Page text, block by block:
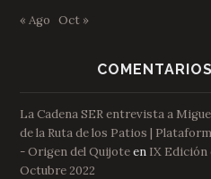
« Ago Oct »
La Cadena SER entrevista a
de la Ruta de los Patios |
- Origen del Quijoteen IX Edición
Octubre 2022